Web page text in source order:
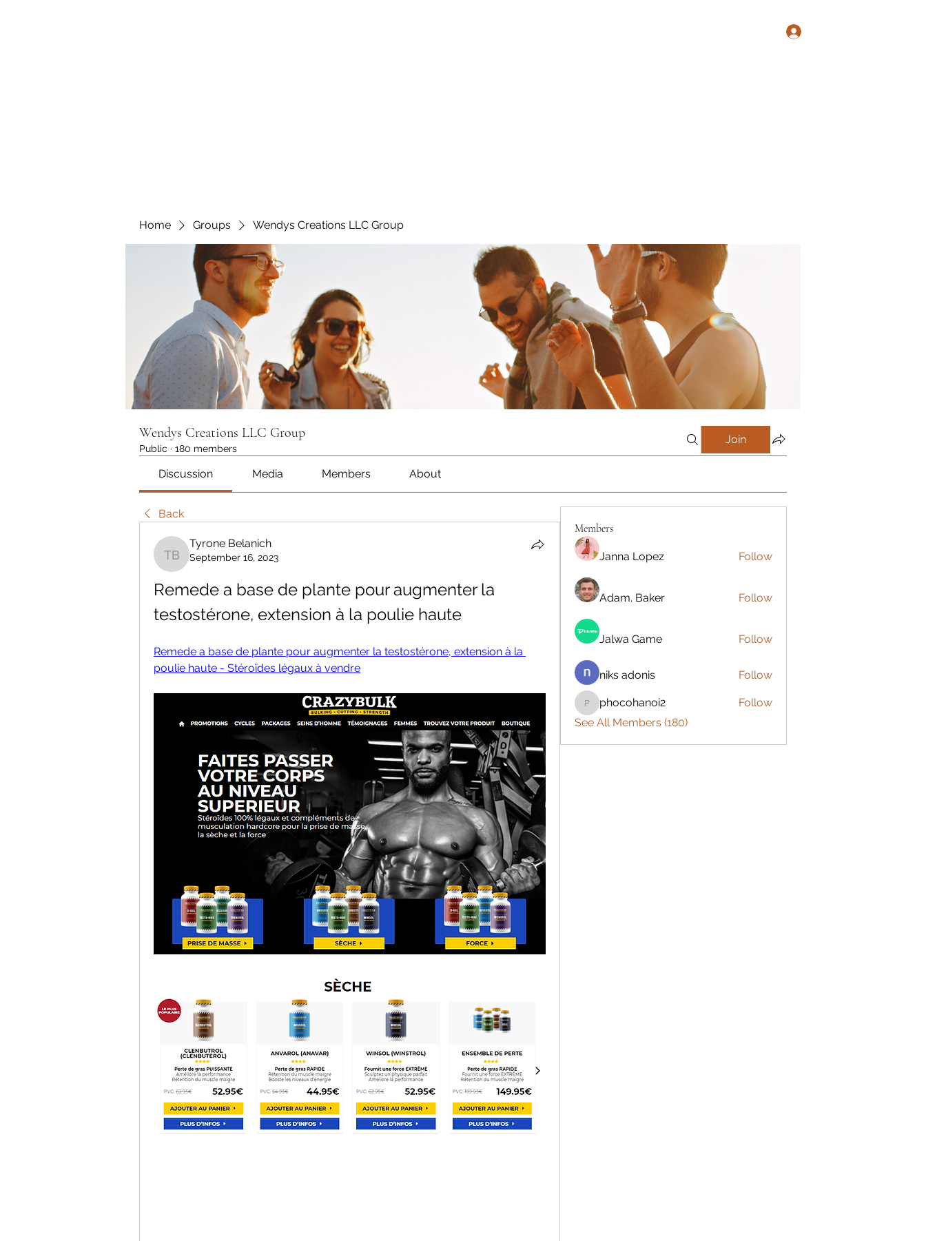
Home Groups Wendys Creations LLC Group
Wendys Creations LLC Group
Public · 180 members
Join
Discussion Media Members About
Back
Tyrone Belanich
Tyrone Belanich
September 16, 2023
Remede a base de plante pour augmenter la
testostérone, extension à la poulie haute
Remede a base de plante pour augmenter la testostérone, extension à la
poulie haute - Stéroïdes légaux à vendre
Members
Janna Lopez Follow
Adam. Baker Follow
Jalwa Game Follow
niks adonis Follow
phocohanoi2
phocohanoi2
Follow
See All Members (180)